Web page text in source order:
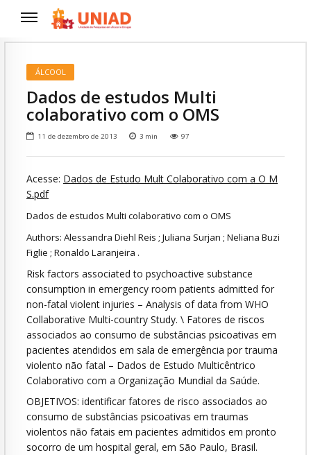
ÁLCOOL
Dados de estudos Multi
colaborativo com o OMS
11 de dezembro de 2013 3 min 97
Acesse: Dados de Estudo Mult Colaborativo com a O M
S.pdf
Dados de estudos Multi colaborativo com o OMS
Authors: Alessandra Diehl Reis ; Juliana Surjan ; Neliana Buzi
Figlie ; Ronaldo Laranjeira .
Risk factors associated to psychoactive substance
consumption in emergency room patients admitted for
non-fatal violent injuries – Analysis of data from WHO
Collaborative Multi-country Study. \ Fatores de riscos
associados ao consumo de substâncias psicoativas em
pacientes atendidos em sala de emergência por trauma
violento não fatal – Dados de Estudo Multicêntrico
Colaborativo com a Organização Mundial da Saúde.
OBJETIVOS: identificar fatores de risco associados ao
consumo de substâncias psicoativas em traumas
violentos não fatais em pacientes admitidos em pronto
socorro de um hospital geral, em São Paulo, Brasil.